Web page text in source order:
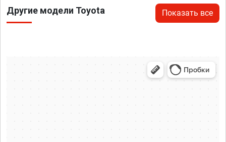
Другие модели Toyota Показать все